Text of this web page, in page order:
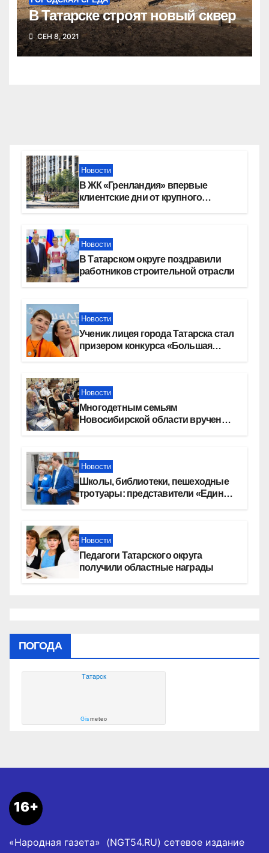
В Татарске строят новый сквер
СЕН 8, 2021
Новости
В ЖК «Гренландия» впервые
клиентские дни от крупного
Новости
В Татарском округе поздравили
работников строительной отрасли
Новости
Ученик лицея города Татарска стал
призером конкурса «Большая
Новости
Многодетным семьям
Новосибирской области вручены
Новости
Школы, библиотеки, пешеходные
тротуары: представители «Единой
Новости
Педагоги Татарского округа
получили областные награды
ПОГОДА
Татарск
Gismeteo
16+
«Народная газета» (NGT54.RU) сетевое издание